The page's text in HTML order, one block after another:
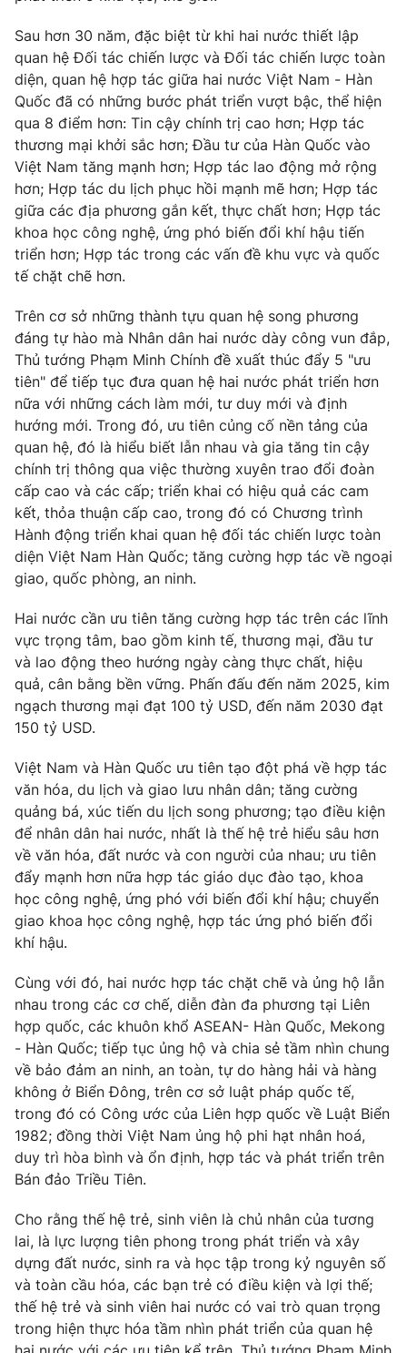
Sau hơn 30 năm, đặc biệt từ khi hai nước thiết lập
quan hệ Đối tác chiến lược và Đối tác chiến lược toàn
diện, quan hệ hợp tác giữa hai nước Việt Nam - Hàn
Quốc đã có những bước phát triển vượt bậc, thể hiện
qua 8 điểm hơn: Tin cậy chính trị cao hơn; Hợp tác
thương mại khởi sắc hơn; Đầu tư của Hàn Quốc vào
Việt Nam tăng mạnh hơn; Hợp tác lao động mở rộng
hơn; Hợp tác du lịch phục hồi mạnh mẽ hơn; Hợp tác
giữa các địa phương gắn kết, thực chất hơn; Hợp tác
khoa học công nghệ, ứng phó biến đổi khí hậu tiến
triển hơn; Hợp tác trong các vấn đề khu vực và quốc
tế chặt chẽ hơn.
Trên cơ sở những thành tựu quan hệ song phương
đáng tự hào mà Nhân dân hai nước dày công vun đắp,
Thủ tướng Phạm Minh Chính đề xuất thúc đẩy 5 "ưu
tiên" để tiếp tục đưa quan hệ hai nước phát triển hơn
nữa với những cách làm mới, tư duy mới và định
hướng mới. Trong đó, ưu tiên củng cố nền tảng của
quan hệ, đó là hiểu biết lẫn nhau và gia tăng tin cậy
chính trị thông qua việc thường xuyên trao đổi đoàn
cấp cao và các cấp; triển khai có hiệu quả các cam
kết, thỏa thuận cấp cao, trong đó có Chương trình
Hành động triển khai quan hệ đối tác chiến lược toàn
diện Việt Nam Hàn Quốc; tăng cường hợp tác về ngoại
giao, quốc phòng, an ninh.
Hai nước cần ưu tiên tăng cường hợp tác trên các lĩnh
vực trọng tâm, bao gồm kinh tế, thương mại, đầu tư
và lao động theo hướng ngày càng thực chất, hiệu
quả, cân bằng bền vững. Phấn đấu đến năm 2025, kim
ngạch thương mại đạt 100 tỷ USD, đến năm 2030 đạt
150 tỷ USD.
Việt Nam và Hàn Quốc ưu tiên tạo đột phá về hợp tác
văn hóa, du lịch và giao lưu nhân dân; tăng cường
quảng bá, xúc tiến du lịch song phương; tạo điều kiện
để nhân dân hai nước, nhất là thế hệ trẻ hiểu sâu hơn
về văn hóa, đất nước và con người của nhau; ưu tiên
đẩy mạnh hơn nữa hợp tác giáo dục đào tạo, khoa
học công nghệ, ứng phó với biến đổi khí hậu; chuyển
giao khoa học công nghệ, hợp tác ứng phó biến đổi
khí hậu.
Cùng với đó, hai nước hợp tác chặt chẽ và ủng hộ lẫn
nhau trong các cơ chế, diễn đàn đa phương tại Liên
hợp quốc, các khuôn khổ ASEAN- Hàn Quốc, Mekong
- Hàn Quốc; tiếp tục ủng hộ và chia sẻ tầm nhìn chung
về bảo đảm an ninh, an toàn, tự do hàng hải và hàng
không ở Biển Đông, trên cơ sở luật pháp quốc tế,
trong đó có Công ước của Liên hợp quốc về Luật Biển
1982; đồng thời Việt Nam ủng hộ phi hạt nhân hoá,
duy trì hòa bình và ổn định, hợp tác và phát triển trên
Bán đảo Triều Tiên.
Cho rằng thế hệ trẻ, sinh viên là chủ nhân của tương
lai, là lực lượng tiên phong trong phát triển và xây
dựng đất nước, sinh ra và học tập trong kỷ nguyên số
và toàn cầu hóa, các bạn trẻ có điều kiện và lợi thế;
thế hệ trẻ và sinh viên hai nước có vai trò quan trọng
trong hiện thực hóa tầm nhìn phát triển của quan hệ